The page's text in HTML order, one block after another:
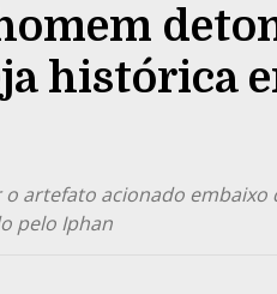
histórica
artefato acionado embaixo
pelo Iphan